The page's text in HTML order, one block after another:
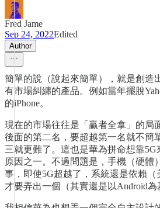
Fred Jame
Sep 24, 2022Edited
Author
簡單的說（說起來簡單），就是創造
有市場糾纏的產品。例如當年擺脫
的iPhone。
現在的市場往往是「贏者全拿」的局
後面的第二名，要超越第一名就不簡
三就更難了。這也是華為拼命想靠
原因之一。不過問題是，手機（硬體
事，即使5G超越了，系統還是依賴（
才要弄出一個（其實還是以Android為